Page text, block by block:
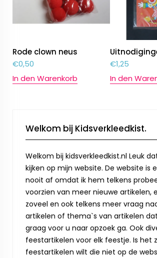
Rode clown neus
€0,50
In den Warenkorb
€1,25
In den
Welkom bij Kidsverkleedkist.
Welkom bij kidsverkleedkist.nl Leuk
kijken op mijn website. De website is
nooit af omdat ik hem telkens
voorzien van meer nieuwe artikelen,
zoveel en ook telkens meer vraag
artikelen of thema`s van artikelen
graag voor u naar opzoek ga. Ook
feestartikelen voor elk feestje. Is het
feestartikelen wilt die niet op de